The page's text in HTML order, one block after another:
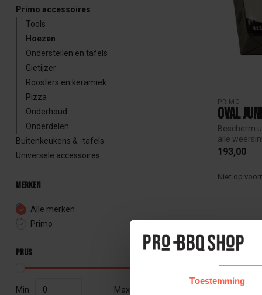
Toestemming
Primo accessoires
Tools
Hoezen
Onderstellen en tafels
Gietijzer
Roosters en keramiek
Pizza
Onderhoud
Onderdelen
Buitenkeukens & -tafels
Universele accessoires
Merken
Alle merken
Primo
Prijs
Min Max
PRIMO
Oval
Bescherm
alle
va...
193,00
Niet op